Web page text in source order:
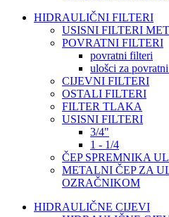
HIDRAULIČNI FILTERI
USISNI FILTERI
POVRATNI FILTERI
povratni filteri
ulošci za
CIJEVNI FILTERI
OSTALI FILTERI
FILTER TLAKA
USISNI FILTERI
3/4"
1 - 1/4
ČEP SPREMNIKA
METALNI ČEP ZA
OZRAČNIKOM
HIDRAULIČNE CIJEVI